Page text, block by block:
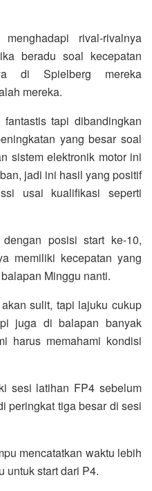
rival-rivalnya
beradu soal kecepatan
di Spielberg mereka
mereka.
tapi dibandingkan
yang besar soal
sistem elektronik motor ini
jadi ini hasil yang positif
usai kualifikasi seperti
posisi start ke-10,
memiliki kecepatan yang
Minggu nanti.
sulit, tapi lajuku cukup
juga di balapan banyak
harus memahami kondisi
sesi latihan FP4 sebelum
peringkat tiga besar di sesi
mencatatkan waktu lebih
untuk start dari P4.